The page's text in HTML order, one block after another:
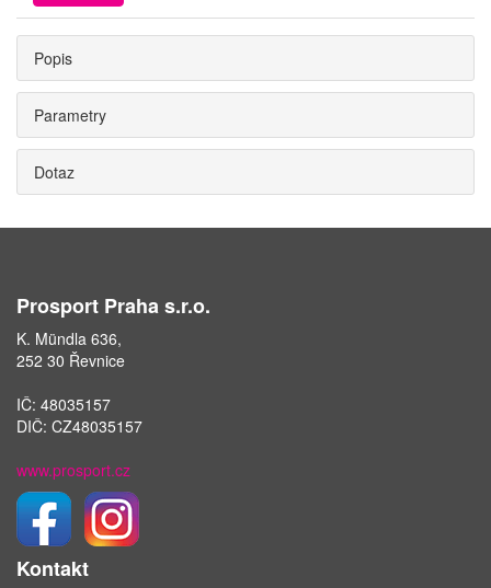
Popis
Parametry
Dotaz
Prosport Praha s.r.o.
K. Mündla 636,
252 30 Řevnice
IČ: 48035157
DIČ: CZ48035157
www.prosport.cz
Kontakt